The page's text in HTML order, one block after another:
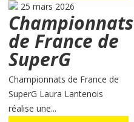
25 mars 2026
Championnats
de France de
SuperG
Championnats de France de
SuperG Laura Lantenois
réalise une...